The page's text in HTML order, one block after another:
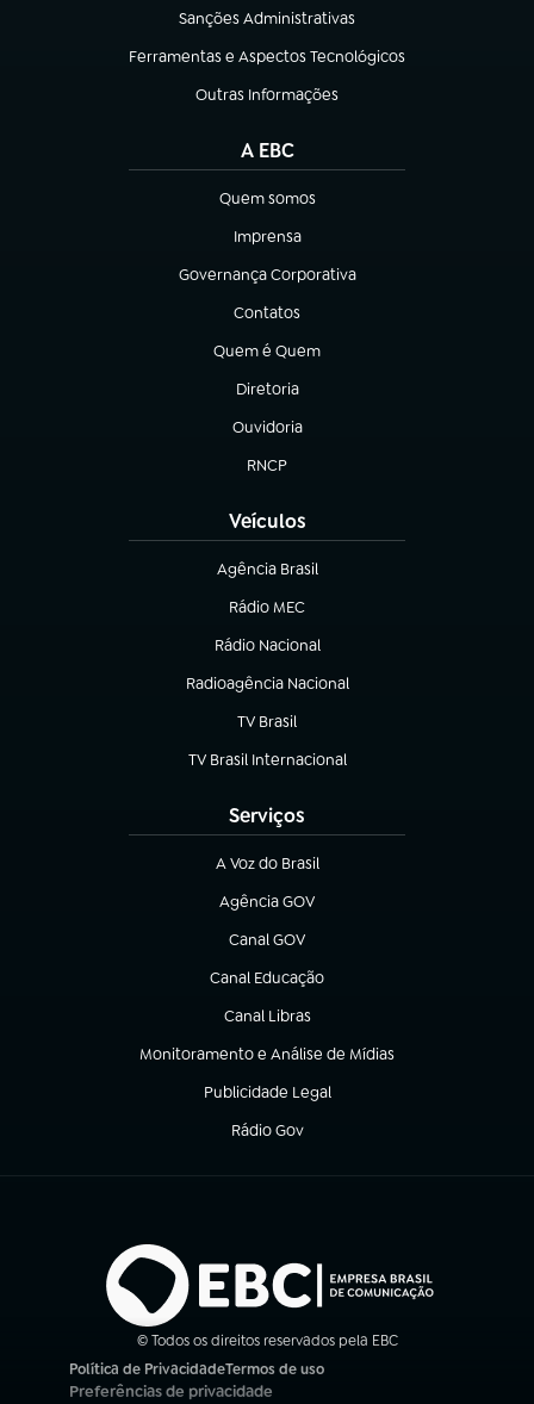
Sanções Administrativas
(abre em nova aba)
Ferramentas e Aspectos Tecnológicos
(abre em nova aba)
Outras Informações
(abre em nova aba)
A EBC
Quem somos
(abre em nova aba)
Imprensa
(abre em nova aba)
Governança Corporativa
(abre em nova aba)
Contatos
(abre em nova aba)
Quem é Quem
(abre em nova aba)
Diretoria
(abre em nova aba)
Ouvidoria
(abre em nova aba)
RNCP
(abre em nova aba)
Veículos
Agência Brasil
(abre em nova aba)
Rádio MEC
Rádio Nacional
(abre em nova aba)
Radioagência Nacional
(abre em nova aba)
TV Brasil
(abre em nova aba)
TV Brasil Internacional
(abre em nova aba)
Serviços
A Voz do Brasil
(abre em nova aba)
Agência GOV
(abre em nova aba)
Canal GOV
(abre em nova aba)
Canal Educação
(abre em nova aba)
Canal Libras
(abre em nova aba)
Monitoramento e Análise de Mídias
(abre em nova aba)
Publicidade Legal
(abre em nova aba)
Rádio Gov
(abre em nova aba)
© Todos os direitos reservados pela EBC
Política de Privacidade
(abre em nova aba)
Termos de uso
(abre em nova aba)
Preferências de privacidade